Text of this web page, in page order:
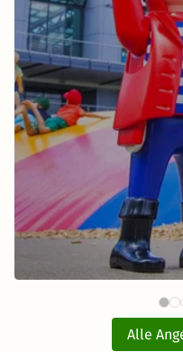
PLAYMOBIL®-
und
Alle